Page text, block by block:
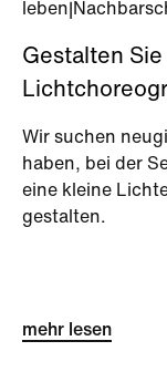
leben
Gestalten
Wir suchen
haben, bei der
eine kleine
gestalten.
mehr lesen